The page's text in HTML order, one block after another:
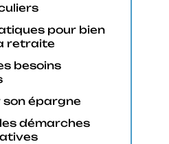
pour bien
retraite
besoins
épargne
démarches